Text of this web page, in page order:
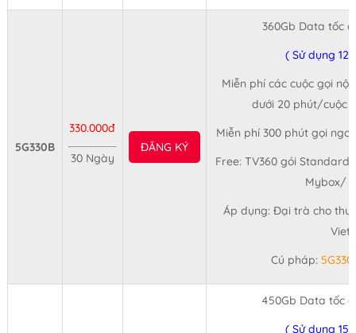
5G330B
330.000đ
30 Ngày
ĐĂNG KÝ
360Gb Data tốc
( Sử dụng
Miễn phí các cuộc gọi
dưới 20 phút/cuộc
Miễn phí 300 phút gọi
Free: TV360 gói Standard
Mybox/
Áp dụng: Đại trà cho
Cú pháp:
450Gb Data tốc
( Sử dụng